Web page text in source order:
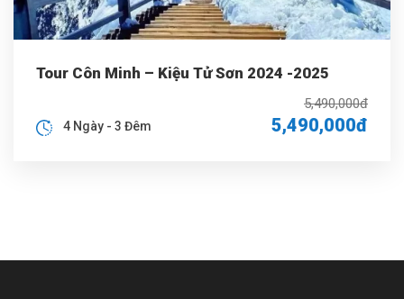
Tour Côn Minh – Kiệu Tử Sơn 2024 -2025
5,490,000đ
5,490,000đ
4 Ngày - 3 Đêm